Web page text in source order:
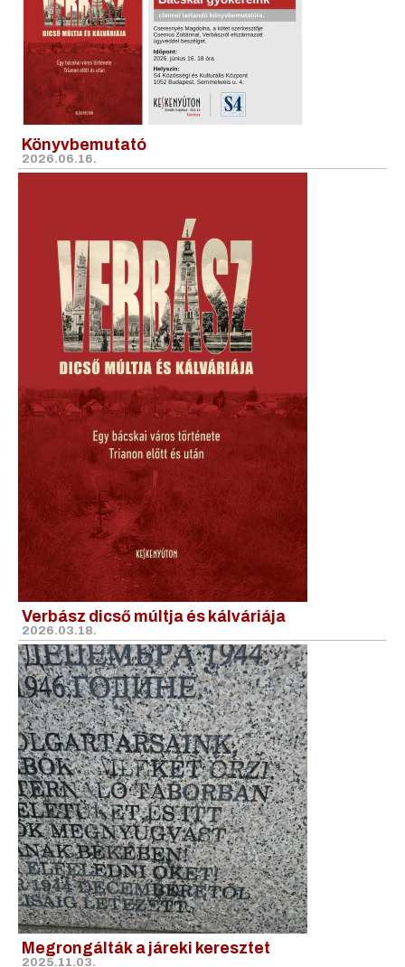
Könyvbemutató
2026.06.16.
Verbász dicső múltja és kálváriája
2026.03.18.
Megrongálták a járeki keresztet
2025.11.03.